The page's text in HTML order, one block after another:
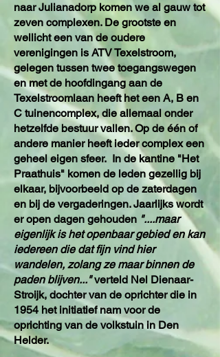
naar Julianadorp komen we al gauw tot
zeven complexen. De grootste en
wellicht een van de oudere
verenigingen is ATV Texelstroom,
gelegen tussen twee toegangswegen
en met de hoofdingang aan de
Texelstroomlaan heeft het een A, B en
C tuinencomplex, die allemaal onder
hetzelfde bestuur vallen. Op de één of
andere manier heeft ieder complex een
geheel eigen sfeer. In de kantine "Het
Praathuis" komen de leden gezellig bij
elkaar, bijvoorbeeld op de zaterdagen
en bij de vergaderingen. Jaarlijks wordt
er open dagen gehouden "....maar
eigenlijk is het openbaar gebied en kan
iedereen die dat fijn vind hier
wandelen, zolang ze maar binnen de
paden blijven..."verteld Nel Dienaar-
Stroijk, dochter van de oprichter die in
1954 het initiatief nam voor de
oprichting van de volkstuin in Den
Helder.